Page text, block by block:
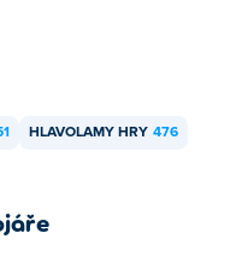
HLAVOLAMY HRY 476